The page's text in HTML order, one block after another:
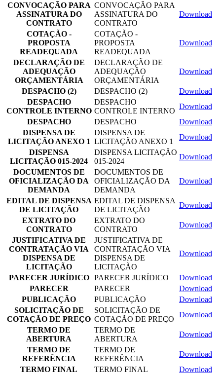
CONVOCAÇÃO PARA
ASSINATURA DO
CONTRATO
CONVOCAÇÃO PARA
ASSINATURA DO
CONTRATO
Download
COTAÇÃO -
PROPOSTA
READEQUADA
COTAÇÃO -
PROPOSTA
READEQUADA
Download
DECLARAÇÃO DE
ADEQUAÇÃO
ORÇAMENTÁRIA
DECLARAÇÃO DE
ADEQUAÇÃO
ORÇAMENTÁRIA
Download
DESPACHO (2) DESPACHO (2)
Download
DESPACHO
CONTROLE INTERNO
DESPACHO
CONTROLE INTERNO
Download
DESPACHO
DESPACHO
Download
DISPENSA DE
LICITAÇÃO ANEXO 1
DISPENSA DE
LICITAÇÃO ANEXO 1
Download
DISPENSA
LICITAÇÃO 015-2024
DISPENSA LICITAÇÃO
015-2024
Download
DOCUMENTOS DE
OFICIALIZAÇÃO DA
DEMANDA
DOCUMENTOS DE
OFICIALIZAÇÃO DA
DEMANDA
Download
EDITAL DE DISPENSA
DE LICITAÇÃO
EDITAL DE DISPENSA
DE LICITAÇÃO
Download
EXTRATO DO
CONTRATO
EXTRATO DO
CONTRATO
Download
JUSTIFICATIVA DE
CONTRATAÇÃO VIA
DISPENSA DE
LICITAÇÃO
JUSTIFICATIVA DE
CONTRATAÇÃO VIA
DISPENSA DE
LICITAÇÃO
Download
PARECER JURÍDICO PARECER JURÍDICO
Download
PARECER
PARECER
Download
PUBLICAÇÃO
PUBLICAÇÃO
Download
SOLICITAÇÃO DE
COTAÇÃO DE PREÇO
SOLICITAÇÃO DE
COTAÇÃO DE PREÇO
Download
TERMO DE
ABERTURA
TERMO DE
ABERTURA
Download
TERMO DE
REFERÊNCIA
TERMO DE
REFERÊNCIA
Download
TERMO FINAL
TERMO FINAL
Download